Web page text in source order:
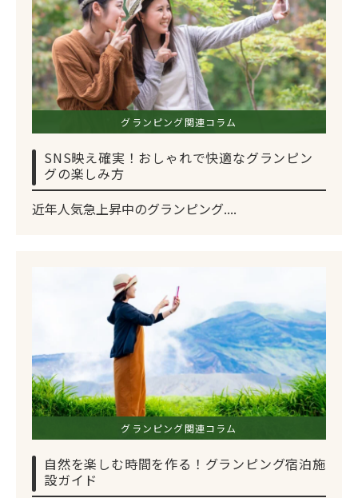
グランピング関連コラム
SNS映え確実！おしゃれで快適なグランピン
グの楽しみ方
近年人気急上昇中のグランピング....
グランピング関連コラム
自然を楽しむ時間を作る！グランピング宿泊施
設ガイド